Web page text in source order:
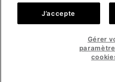
Conditions Générales de Vente
Impressum Public CBCR
Service client: Lun - Sam de 9h à 13h et de
Achats en
J’accepte
Gérer